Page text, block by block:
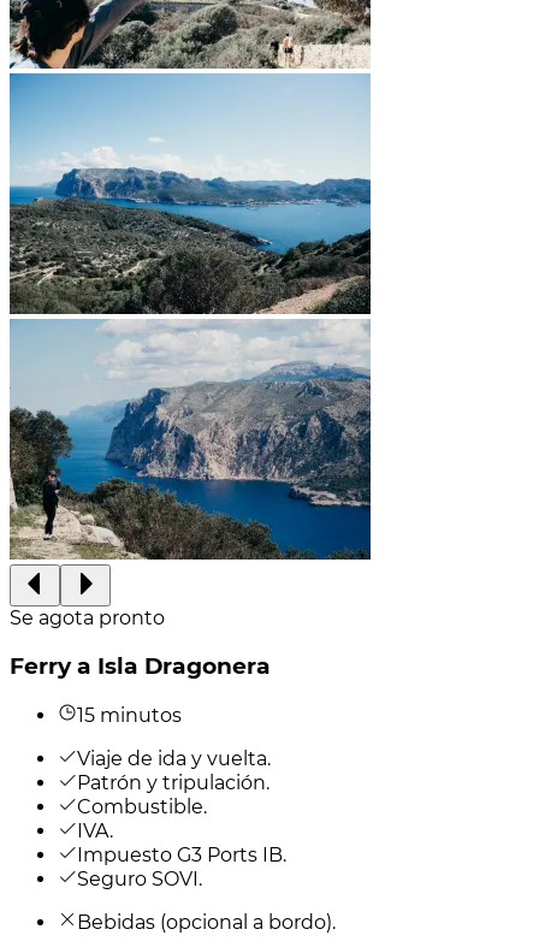
Se agota pronto
Ferry a Isla Dragonera
15 minutos
Viaje de ida y vuelta.
Patrón y tripulación.
Combustible.
IVA.
Impuesto G3 Ports IB.
Seguro SOVI.
Bebidas (opcional a bordo).